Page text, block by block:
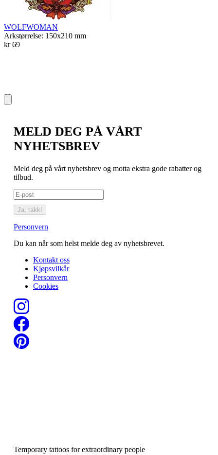
WOLFWOMAN
Arkstørrelse: 150x210 mm
kr 69
MELD DEG PÅ VÅRT
NYHETSBREV
Meld deg på vårt nyhetsbrev og motta ekstra gode rabatter og
tilbud.
Ja, takk!
Personvern
Du kan når som helst melde deg av nyhetsbrevet.
Kontakt oss
Kjøpsvilkår
Personvern
Cookies
Temporary tattoos for extraordinary people